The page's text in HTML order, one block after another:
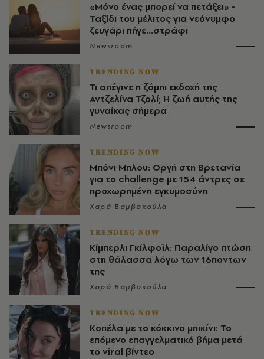
«Μόνο ένας μπορεί να πετάξει» -
Ταξίδι του μέλιτος για νεόνυμφο
ζευγάρι πήγε...στράφι
Newsroom
TRENDING NOW
Τι απέγινε η ζόμπι εκδοχή της
Αντζελίνα Τζολί; Η ζωή αυτής της
γυναίκας σήμερα
Newsroom
TRENDING NOW
Μπόνι Μπλου: Οργή στη Βρετανία
για το challenge με 154 άντρες σε
προχωρημένη εγκυμοσύνη
Χαρά Βαμβακούλα
TRENDING NOW
Κίμπερλι Γκίλφοϊλ: Παραλίγο πτώση
στη θάλασσα λόγω των 16ποντων
της
Χαρά Βαμβακούλα
TRENDING NOW
Κοπέλα με το κόκκινο μπικίνι: Το
επόμενο επαγγελματικό βήμα μετά
το viral βίντεο